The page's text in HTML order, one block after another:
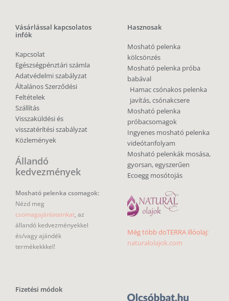
Vásárlással kapcsolatos
infók
Kapcsolat
Egészségpénztári számla
Adatvédelmi szabályzat
Általános Szerződési
Feltételek
Szállítás
Visszaküldési és
visszatérítési szabályzat
Közlemények
Állandó
kedvezmények
Mosható pelenka csomagok:
Nézd meg
csomagajánlatainkat, az
állandó kedvezményekkel
és/vagy ajándék
termékekkkel!
Fizetési módok
Hasznosak
Mosható pelenka
kölcsönzés
Mosható pelenka próba
babával
Hamac csónakos pelenka
javítás, csónakcsere
Mosható pelenka
próbacsomagok
Ingyenes mosható pelenka
videótanfolyam
Mosható pelenkák mosása,
gyorsan, egyszerűen
Ecoegg mosótojás
Még több doTERRA illóolaj:
naturalolajok.com